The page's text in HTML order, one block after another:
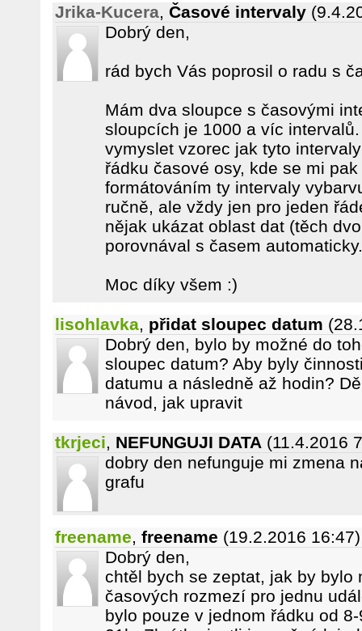
Jrika-Kucera, Časové intervaly
Dobrý den,
rád bych Vás poprosil o radu s
Mám dva sloupce s časovými
sloupcích je 1000 a víc
vymyslet vzorec jak tyto
řádku časové osy, kde se mi
formátováním ty intervaly
ručně, ale vždy jen pro jeden
nějak ukázat oblast dat (těch
porovnával s časem automaticky.
Moc díky všem :)
lisohlavka, přidat sloupec datum
Dobrý den, bylo by možné do
sloupec datum? Aby byly
datumu a následně až hodin?
návod, jak upravit
tkrjeci, NEFUNGUJI DATA (11.4.2016
dobry den nefunguje mi zmena
grafu
freename, freename (19.2.2016 16:47)
Dobrý den,
chtěl bych se zeptat, jak by bylo
časových rozmezí pro jednu
bylo pouze v jednom řádku od